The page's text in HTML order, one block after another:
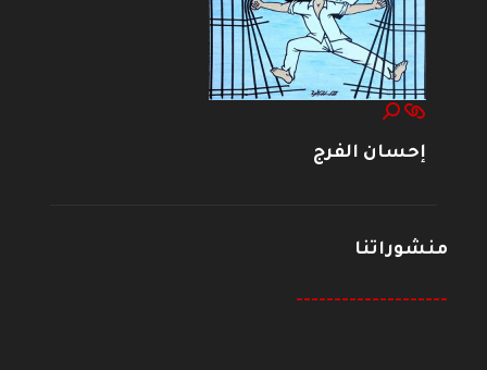
إحسان الفرج
منشوراتنا
--------------------